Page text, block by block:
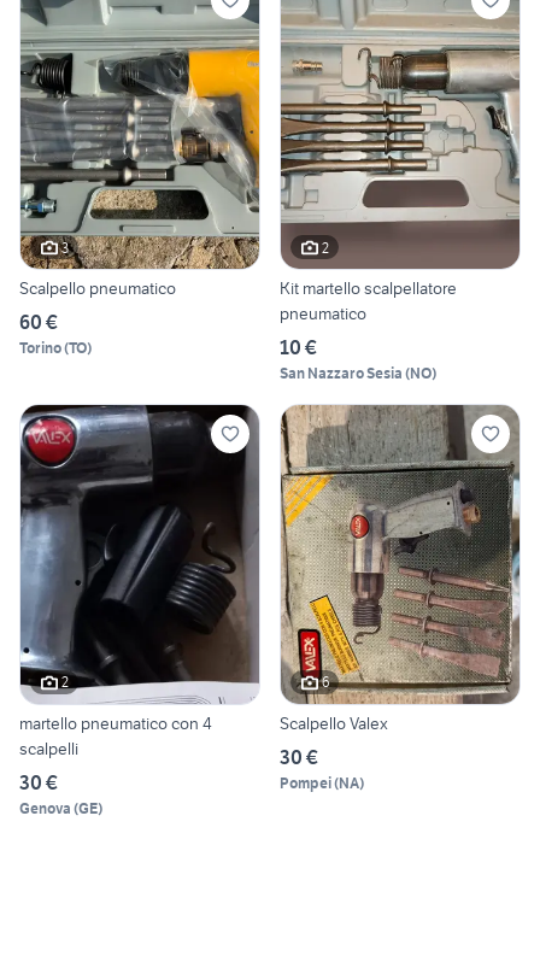
3
Scalpello pneumatico
60 €
Torino(TO)
2
Kit martello scalpellatore
pneumatico
10 €
San Nazzaro Sesia (NO)
2
martello pneumatico con 4
scalpelli
30 €
Genova (GE)
6
Scalpello Valex
30 €
Pompei(NA)